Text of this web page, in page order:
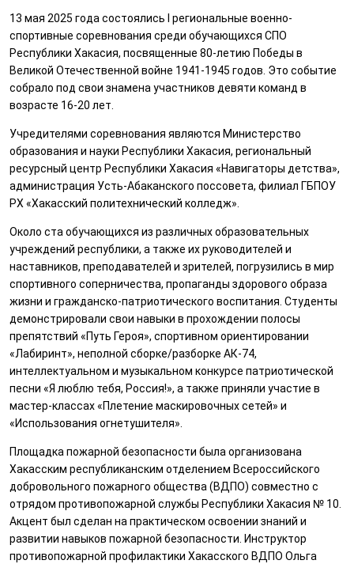
13 мая 2025 года состоялись I региональные военно-
спортивные соревнования среди обучающихся СПО
Республики Хакасия, посвященные 80-летию Победы в
Великой Отечественной войне 1941-1945 годов. Это событие
собрало под свои знамена участников девяти команд в
возрасте 16-20 лет.
Учредителями соревнования являются Министерство
образования и науки Республики Хакасия, региональный
ресурсный центр Республики Хакасия «Навигаторы детства»,
администрация Усть-Абаканского поссовета, филиал ГБПОУ
РХ «Хакасский политехнический колледж».
Около ста обучающихся из различных образовательных
учреждений республики, а также их руководителей и
наставников, преподавателей и зрителей, погрузились в мир
спортивного соперничества, пропаганды здорового образа
жизни и гражданско-патриотического воспитания. Студенты
демонстрировали свои навыки в прохождении полосы
препятствий «Путь Героя», спортивном ориентировании
«Лабиринт», неполной сборке/разборке АК-74,
интеллектуальном и музыкальном конкурсе патриотической
песни «Я люблю тебя, Россия!», а также приняли участие в
мастер-классах «Плетение маскировочных сетей» и
«Использования огнетушителя».
Площадка пожарной безопасности была организована
Хакасским республиканским отделением Всероссийского
добровольного пожарного общества (ВДПО) совместно с
отрядом противопожарной службы Республики Хакасия № 10.
Акцент был сделан на практическом освоении знаний и
развитии навыков пожарной безопасности. Инструктор
противопожарной профилактики Хакасского ВДПО Ольга